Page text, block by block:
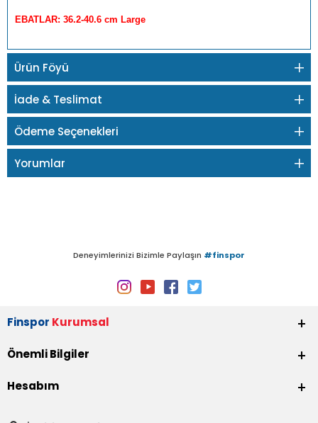
EBATLAR: 36.2-40.6 cm Large
Ürün Föyü
İade & Teslimat
Ödeme Seçenekleri
Yorumlar
Deneyimlerinizi Bizimle Paylaşın #finspor
Finspor Kurumsal
Önemli Bilgiler
Hesabım